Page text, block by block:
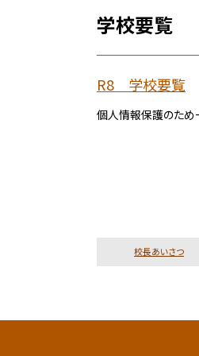
学校要覧
R8 学校要覧
個人情報保護のため
校長あいさつ